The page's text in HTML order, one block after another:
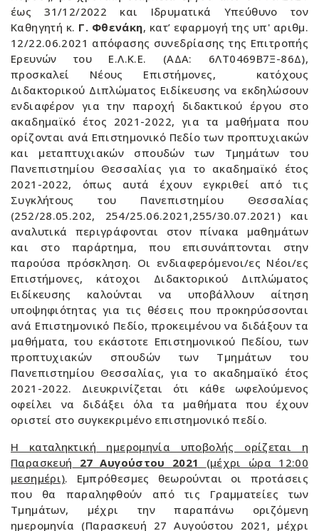
έως 31/12/2022 και Ιδρυματικά Υπεύθυνο τον
Καθηγητή κ. Γ. Φθενάκη, κατ’ εφαρμογή της υπ' αριθμ.
12/22.06.2021 απόφασης συνεδρίασης της Επιτροπής
Ερευνών του Ε.Λ.Κ.Ε. (ΑΔΑ: 6ΛΤ0469Β7Ξ-86Δ),
προσκαλεί Νέους Επιστήμονες, κατόχους
Διδακτορικού Διπλώματος Ειδίκευσης να εκδηλώσουν
ενδιαφέρον για την παροχή διδακτικού έργου στο
ακαδημαϊκό έτος 2021-2022, για τα μαθήματα που
ορίζονται ανά Επιστημονικό Πεδίο των προπτυχιακών
και μεταπτυχιακών σπουδών των Τμημάτων του
Πανεπιστημίου Θεσσαλίας για το ακαδημαϊκό έτος
2021-2022, όπως αυτά έχουν εγκριθεί από τις
Συγκλήτους του Πανεπιστημίου Θεσσαλίας
(252/28.05.202, 254/25.06.2021,255/30.07.2021) και
αναλυτικά περιγράφονται στον πίνακα μαθημάτων
και στο παράρτημα, που επισυνάπτονται στην
παρούσα πρόσκληση. Οι ενδιαφερόμενοι/ες Νέοι/ες
Επιστήμονες, κάτοχοι Διδακτορικού Διπλώματος
Ειδίκευσης καλούνται να υποβάλλουν αίτηση
υποψηφιότητας για τις θέσεις που προκηρύσσονται
ανά Επιστημονικό Πεδίο, προκειμένου να διδάξουν τα
μαθήματα, του εκάστοτε Επιστημονικού Πεδίου, των
προπτυχιακών σπουδών των Τμημάτων του
Πανεπιστημίου Θεσσαλίας, για το ακαδημαϊκό έτος
2021-2022. Διευκρινίζεται ότι κάθε ωφελούμενος
οφείλει να διδάξει όλα τα μαθήματα που έχουν
οριστεί στο συγκεκριμένο επιστημονικό πεδίο.
Η καταληκτική ημερομηνία υποβολής ορίζεται η
Παρασκευή 27 Αυγούστου 2021 (μέχρι ώρα 12:00
μεσημέρι). Εμπρόθεσμες θεωρούνται οι προτάσεις
που θα παραληφθούν από τις Γραμματείες των
Τμημάτων, μέχρι την παραπάνω οριζόμενη
ημερομηνία (Παρασκευή 27 Αυγούστου 2021, μέχρι